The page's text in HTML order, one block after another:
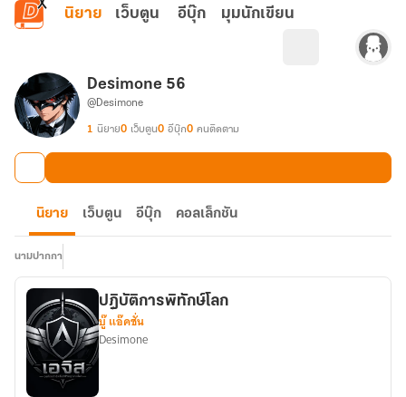
ข้ามไปยังเนื้อหาหลัก
นิยาย เว็บตูน อีบุ๊ก มุมนักเขียน
Desimone 56
@Desimone
1 นิยาย0 เว็บตูน0 อีบุ๊ก0 คนติดตาม
นิยาย เว็บตูน อีบุ๊ก คอลเล็กชัน
นามปากกา
ปฎิบัติการพิทักษ์โลก
บู๊ แอ๊คชั่น
Desimone